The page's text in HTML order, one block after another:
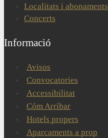
Localitats i abonaments
Concerts
Informació
Avisos
Convocatories
Accessibilitat
Cóm Arribar
Hotels propers
Aparcaments a prop